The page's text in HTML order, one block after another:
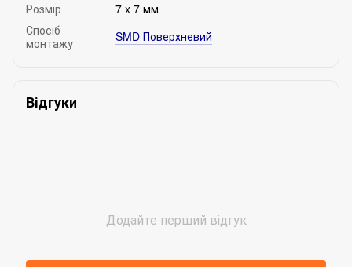
Розмір
7 x 7 мм
Спосіб
монтажу
SMD Поверхневий
Відгуки
Додайте перший відгук